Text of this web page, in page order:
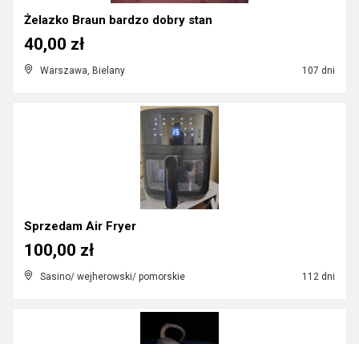
Żelazko Braun bardzo dobry stan
Warszawa, Bielany 107 dni
40,00 zł
Sprzedam Air Fryer
Sasino/ wejherowski/ pomorskie 112 dni
100,00 zł